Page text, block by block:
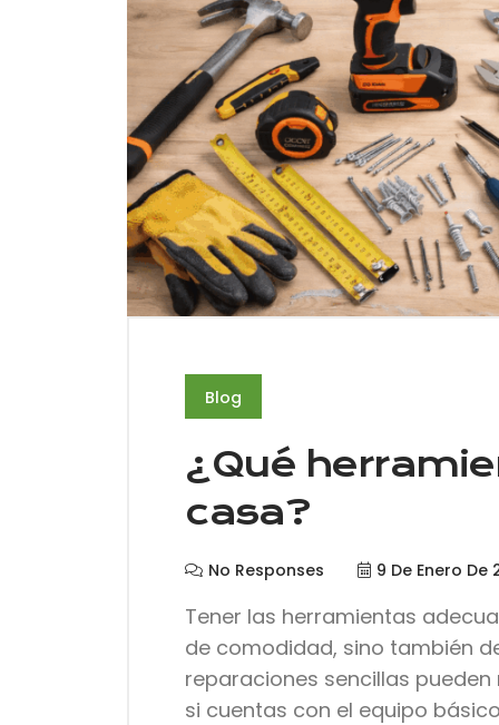
Blog
¿Qué
casa?
No Responses 9 De Enero De
Tener las herramientas
de comodidad, sino también
reparaciones sencillas
si cuentas con el equipo